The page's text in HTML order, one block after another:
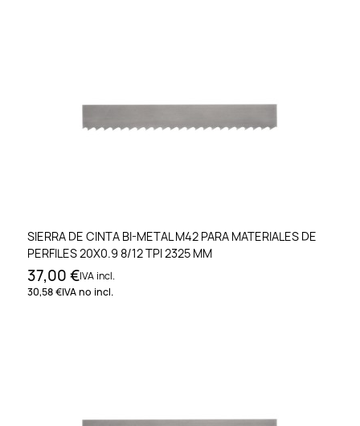
SIERRA DE CINTA BI-METAL M42 PARA MATERIALES DE
PERFILES 20X0.9 8/12 TPI 2325 MM
37,00 €IVA incl.
30,58 €IVA no incl.